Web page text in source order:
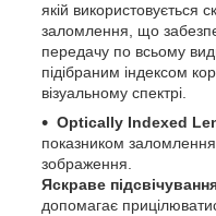
якій використовується
заломлення, що
передачу по всьому
підібраним індексом
візуальному спектрі.
Optically Indexed
показником заломлення
зображення.
Яскраве
допомагає